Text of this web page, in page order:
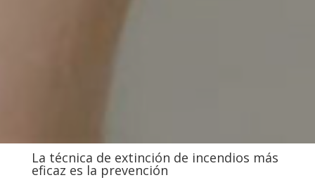
La técnica de extinción de incendios más
eficaz es la prevención